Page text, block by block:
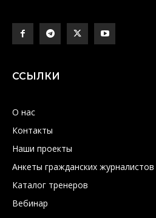
ССЫЛКИ
О нас
Контакты
Наши проекты
Анкеты гражданских журналистов
Каталог тренеров
Вебинар